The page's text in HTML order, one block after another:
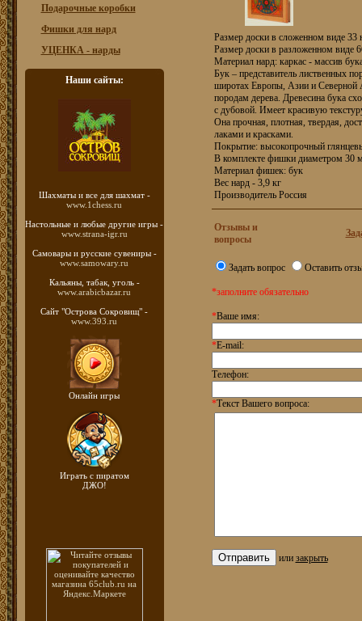
Подарочные коробки
Фишки для нард
УЦЕНКА - нарды
Наши сайты:
Шахматы и все для шахмат -
www.1chess.ru
Настольные и любые другие игры -
www.strana-igr.ru
Самовары и русские сувениры -
www.samowary.ru
Кальяны, табак, уголь -
www.arabicbazar.ru
Сайт "Острова Сокровищ" -
www.393.ru
Онлайн игры
Играть с пиратом
ДЖО!
Размер доски в сложенном виде 33
Размер доски в разложенном виде
Материал нард: каркас - массив
Бук – представитель лиственных
широтах Европы, Азии и Северной
породам дерева. Древесина бука
с дубовой. Имеет красивую
Она прочная, плотная, твердая,
лаками и красками.
Покрытие: высокопрочный
В комплекте фишки диаметром 30
Материал фишек: бук
Вес нард - 3,9 кг
Производитель Россия
Отзывы и
вопросы
Задать вопрос Оставить
*заполните обязательно
*Ваше имя:
*E-mail:
Телефон:
*Текст Вашего вопроса:
или закрыть